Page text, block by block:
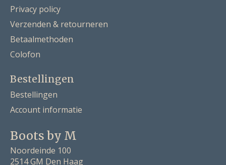
Privacy policy
Verzenden & retourneren
Betaalmethoden
Colofon
Bestellingen
Bestellingen
Account informatie
Boots by M
Noordeinde 100
2514 GM Den Haag